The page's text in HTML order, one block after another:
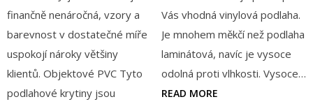
finančně nenáročná, vzory a
barevnost v dostatečné míře
uspokojí nároky většiny
klientů. Objektové PVC Tyto
podlahové krytiny jsou
Vás vhodná vinylová podlaha.
Je mnohem měkčí než podlaha
laminátová, navíc je vysoce
odolná proti vlhkosti. Vysoce…
READ MORE